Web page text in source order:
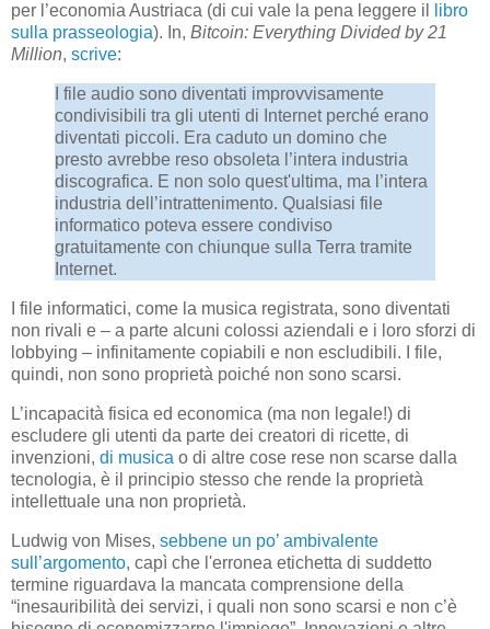
per l’economia Austriaca (di cui vale la pena leggere il
libro
sulla prasseologia). In, Bitcoin: Everything Divided by 21
Million, scrive:
I file audio sono diventati improvvisamente
condivisibili tra gli utenti di Internet perché erano
diventati piccoli. Era caduto un domino che
presto avrebbe reso obsoleta l’intera industria
discografica. E non solo quest'ultima, ma l’intera
industria dell’intrattenimento. Qualsiasi file
informatico poteva essere condiviso
gratuitamente con chiunque sulla Terra tramite
Internet.
I file informatici, come la musica registrata, sono diventati
non rivali e – a parte alcuni colossi aziendali e i loro sforzi di
lobbying – infinitamente copiabili e non escludibili. I file,
quindi, non sono proprietà poiché non sono scarsi.
L’incapacità fisica ed economica (ma non legale!) di
escludere gli utenti da parte dei creatori di ricette, di
invenzioni, di musica o di altre cose rese non scarse dalla
tecnologia, è il principio stesso che rende la proprietà
intellettuale una non proprietà.
Ludwig von Mises, sebbene un po’ ambivalente
sull’argomento, capì che l'erronea etichetta di suddetto
termine riguardava la mancata comprensione della
“inesauribilità dei servizi, i quali non sono scarsi e non c’è